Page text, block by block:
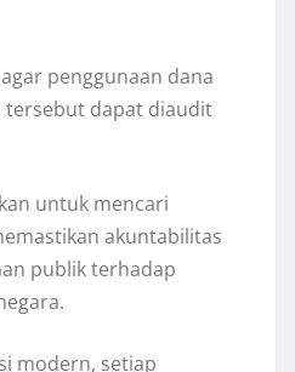
penggunaan dana
tersebut dapat diaudit
untuk mencari
akuntabilitas
publik terhadap
modern, setiap